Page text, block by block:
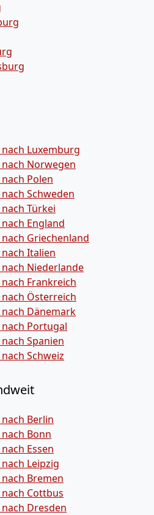
Luxemburg
Norwegen
Polen
Schweden
Türkei
England
Griechenland
Italien
Niederlande
Frankreich
Österreich
Dänemark
Portugal
Spanien
Schweiz
Berlin
Bonn
Essen
Leipzig
Bremen
Cottbus
Dresden